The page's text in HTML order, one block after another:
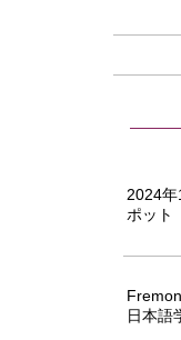
2024
ポット
日本語